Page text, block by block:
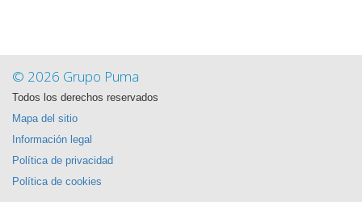
© 2026 Grupo Puma
Todos los derechos reservados
Mapa del sitio
Información legal
Política de privacidad
Política de cookies